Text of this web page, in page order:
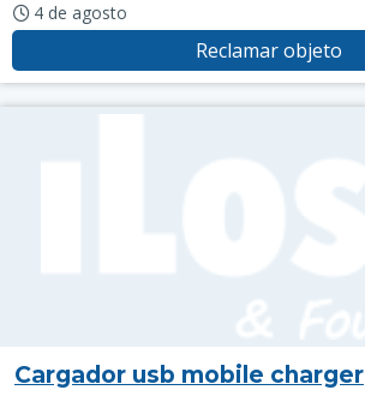
4 de agosto
Reclamar objeto
Cargador usb mobile charger